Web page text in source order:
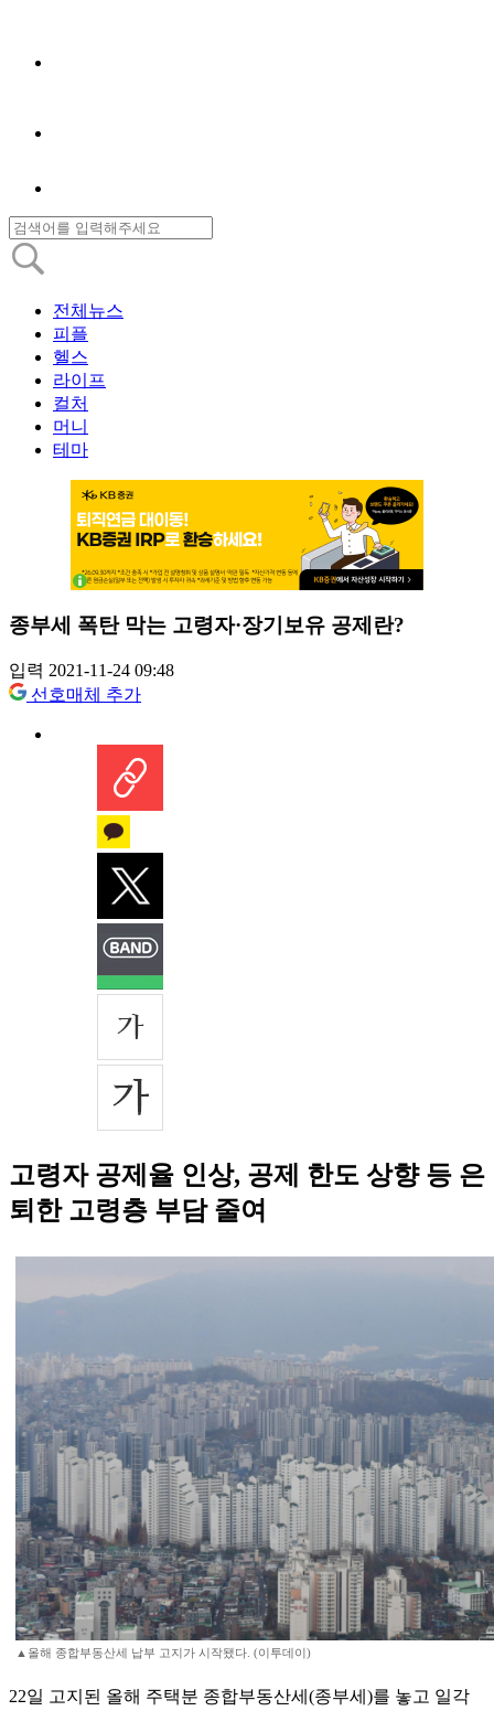
전체뉴스
피플
헬스
라이프
컬처
머니
테마
종부세 폭탄 막는 고령자·장기보유 공제란?
입력 2021-11-24 09:48
선호매체 추가
고령자 공제율 인상, 공제 한도 상향 등 은
퇴한 고령층 부담 줄여
▲올해 종합부동산세 납부 고지가 시작됐다. (이투데이)
22일 고지된 올해 주택분 종합부동산세(종부세)를 놓고 일각